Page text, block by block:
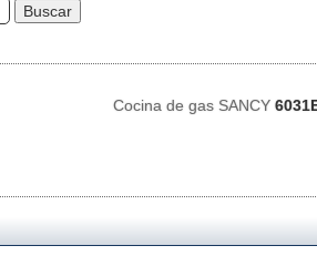
Cocina de gas SANCY